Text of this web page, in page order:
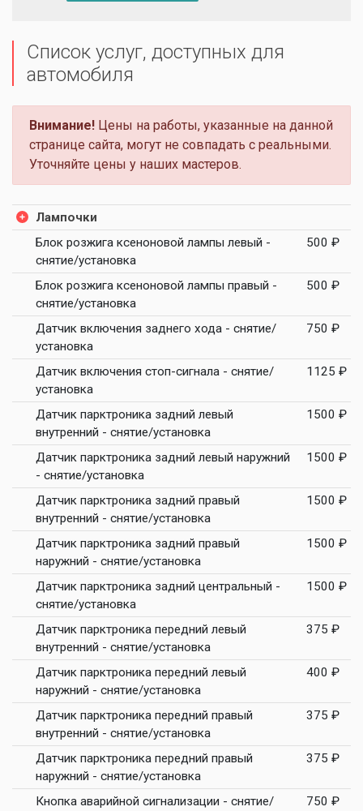
Список услуг, доступных для
автомобиля
Внимание! Цены на работы, указанные на данной
странице сайта, могут не совпадать с реальными.
Уточняйте цены у наших мастеров.
Лампочки
Блок розжига ксеноновой лампы левый -
снятие/установка
500 ₽
Блок розжига ксеноновой лампы правый -
снятие/установка
500 ₽
Датчик включения заднего хода - снятие/
установка
750 ₽
Датчик включения стоп-сигнала - снятие/
установка
1125 ₽
Датчик парктроника задний левый
внутренний - снятие/установка
1500 ₽
Датчик парктроника задний левый наружний
- снятие/установка
1500 ₽
Датчик парктроника задний правый
внутренний - снятие/установка
1500 ₽
Датчик парктроника задний правый
наружний - снятие/установка
1500 ₽
Датчик парктроника задний центральный -
снятие/установка
1500 ₽
Датчик парктроника передний левый
внутренний - снятие/установка
375 ₽
Датчик парктроника передний левый
наружний - снятие/установка
400 ₽
Датчик парктроника передний правый
внутренний - снятие/установка
375 ₽
Датчик парктроника передний правый
наружний - снятие/установка
375 ₽
Кнопка аварийной сигнализации - снятие/
750 ₽